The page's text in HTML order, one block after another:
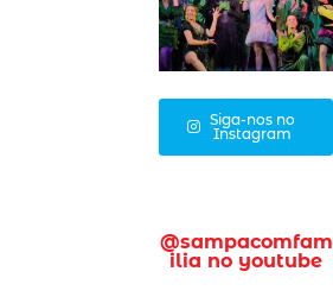
Siga-nos no
Instagram
@sampacomfam
ilia no youtube